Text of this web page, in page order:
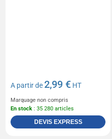
A partir de2,99 € HT
Marquage non compris
En stock : 35 280 articles
DEVIS EXPRESS